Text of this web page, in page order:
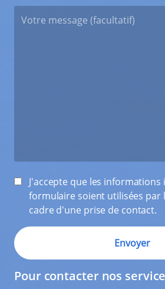
J'accepte que les informations
formulaire soient utilisées par
cadre d'une prise de contact.
Pour contacter nos